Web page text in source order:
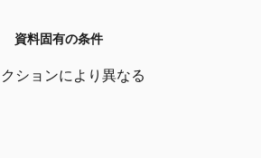
資料固有の条件
ションにより異なる